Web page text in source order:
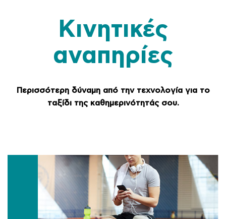
Κινητικές
αναπηρίες
Περισσότερη δύναμη από την τεχνολογία για το
ταξίδι της καθημερινότητάς σου.